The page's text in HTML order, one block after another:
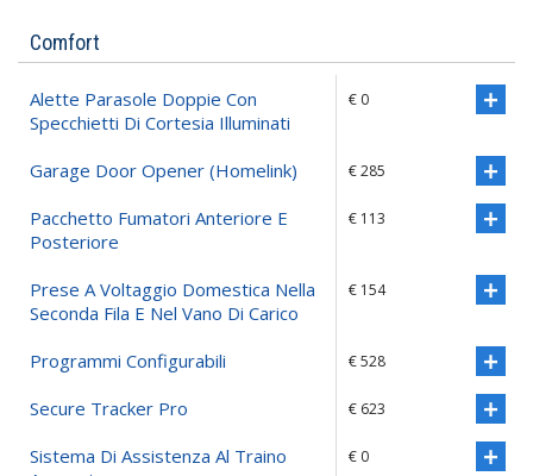
Comfort
Alette Parasole Doppie Con
Specchietti Di Cortesia Illuminati
€ 0
Garage Door Opener (homelink) € 285
Pacchetto Fumatori Anteriore E
Posteriore
€ 113
Prese A Voltaggio Domestica Nella
Seconda Fila E Nel Vano Di Carico
€ 154
Programmi Configurabili € 528
Secure Tracker Pro € 623
Sistema Di Assistenza Al Traino
€ 0